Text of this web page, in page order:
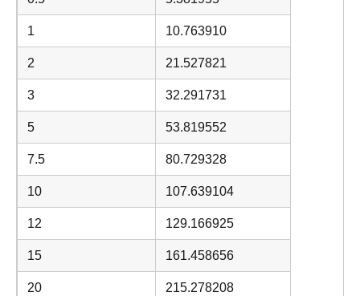
1 10.763910
2 21.527821
3 32.291731
5 53.819552
7.5 80.729328
10 107.639104
12 129.166925
15 161.458656
20 215.278208